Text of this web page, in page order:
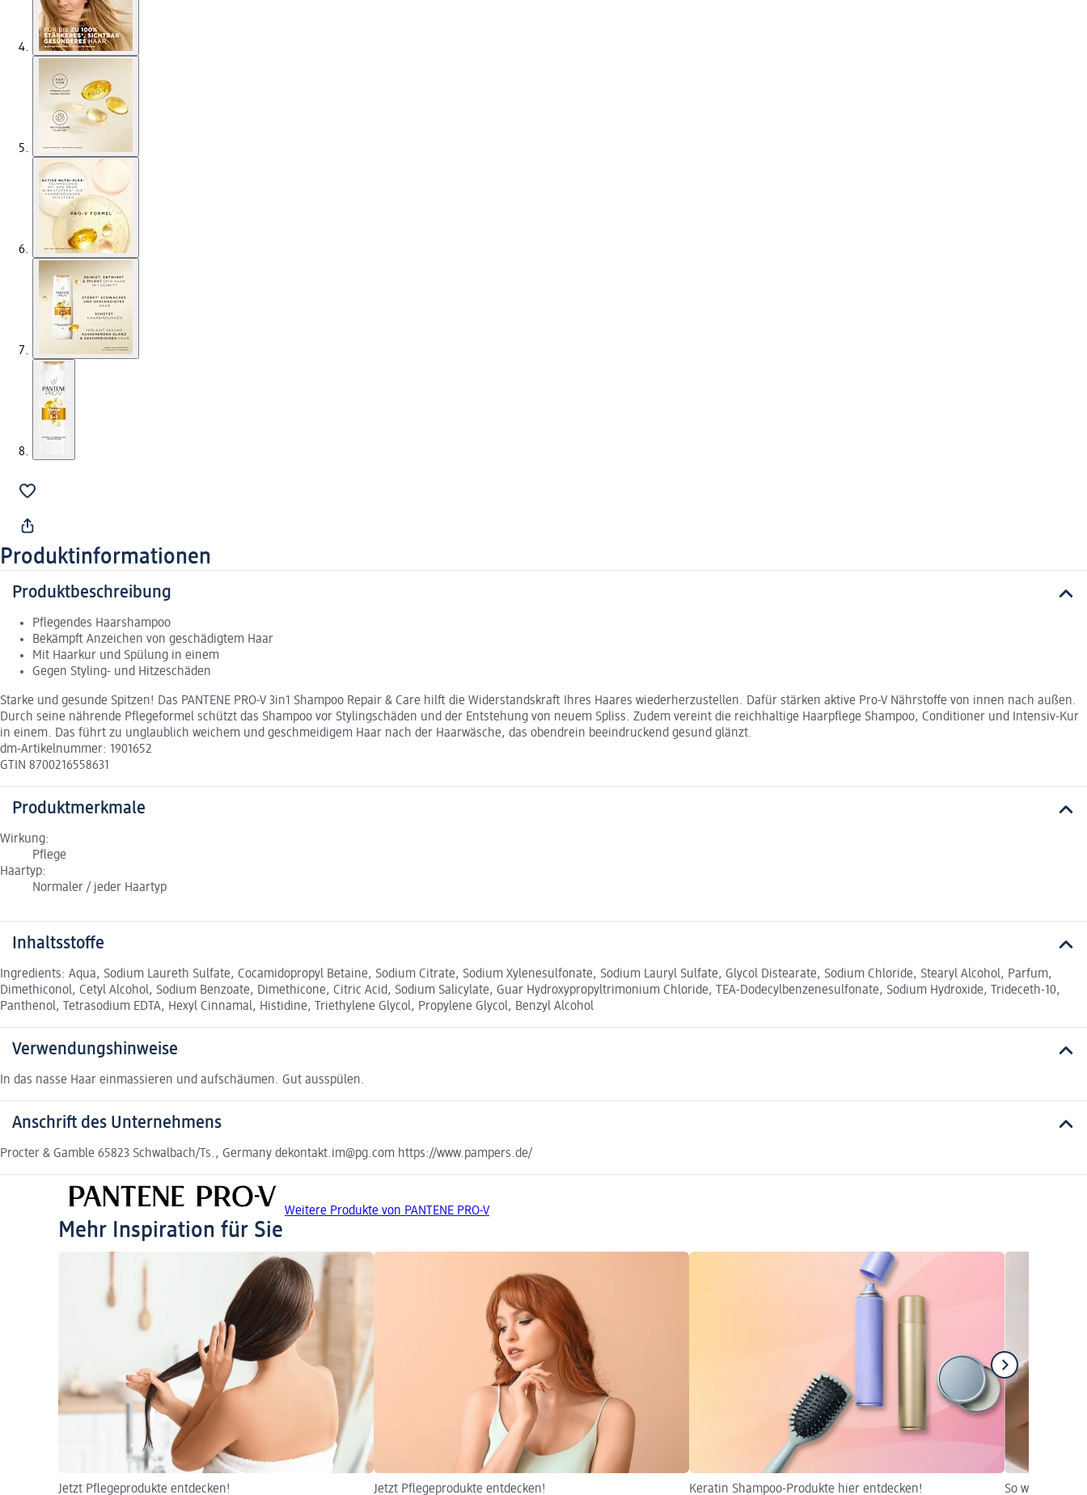
Produktinformationen
Produktbeschreibung
Pflegendes Haarshampoo
Bekämpft Anzeichen von geschädigtem Haar
Mit Haarkur und Spülung in einem
Gegen Styling- und Hitzeschäden
Starke und gesunde Spitzen! Das PANTENE PRO-V 3in1 Shampoo Repair & Care hilft die Widerstandskraft Ihres Haares wiederherzustellen. Dafür stärken aktive Pro-V Nährstoffe von innen nach außen.
Durch seine nährende Pflegeformel schützt das Shampoo vor Stylingschäden und der Entstehung von neuem Spliss. Zudem vereint die reichhaltige Haarpflege Shampoo, Conditioner und Intensiv-Kur
in einem. Das führt zu unglaublich weichem und geschmeidigem Haar nach der Haarwäsche, das obendrein beeindruckend gesund glänzt.
dm-Artikelnummer: 1901652
GTIN 8700216558631
Produktmerkmale
Wirkung:
Pflege
Haartyp:
Normaler / jeder Haartyp
Inhaltsstoffe
Ingredients: Aqua, Sodium Laureth Sulfate, Cocamidopropyl Betaine, Sodium Citrate, Sodium Xylenesulfonate, Sodium Lauryl Sulfate, Glycol Distearate, Sodium Chloride, Stearyl Alcohol, Parfum,
Dimethiconol, Cetyl Alcohol, Sodium Benzoate, Dimethicone, Citric Acid, Sodium Salicylate, Guar Hydroxypropyltrimonium Chloride, TEA-Dodecylbenzenesulfonate, Sodium Hydroxide, Trideceth-10,
Panthenol, Tetrasodium EDTA, Hexyl Cinnamal, Histidine, Triethylene Glycol, Propylene Glycol, Benzyl Alcohol
Verwendungshinweise
In das nasse Haar einmassieren und aufschäumen. Gut ausspülen.
Anschrift des Unternehmens
Procter & Gamble 65823 Schwalbach/Ts., Germany dekontakt.im@pg.com https://www.pampers.de/
Weitere Produkte von PANTENE PRO-V
Mehr Inspiration für Sie
Jetzt Pflegeprodukte entdecken! Jetzt Pflegeprodukte entdecken! Keratin Shampoo-Produkte hier entdecken! So waschen